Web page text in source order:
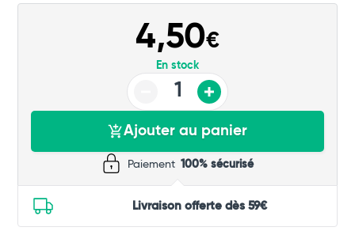
4,50€
En stock
Ajouter au panier
Paiement 100% sécurisé
Livraison offerte dès 59€